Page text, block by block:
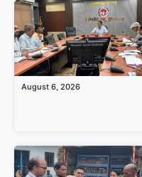
August 6, 2026